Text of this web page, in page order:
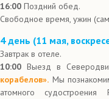
16:00 Поздний обед.
Свободное время, ужин
4 день (11 мая,
Завтрак в отеле.
10:00 Выезд в
корабелов». Мы
атомного судостроения